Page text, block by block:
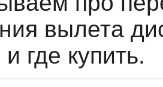
вылета
где купить.